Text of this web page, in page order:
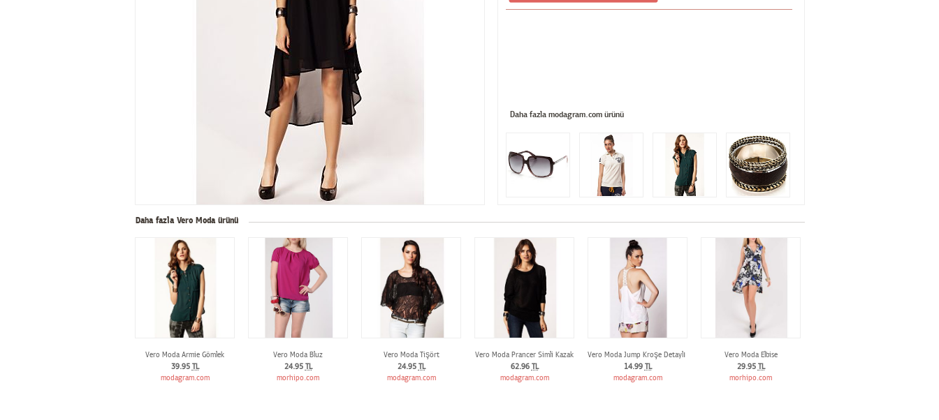
Daha fazla modagram.com ürünü
Daha fazla Vero Moda ürünü
Vero Moda Armie Gömlek
39.95 TL
modagram.com
Vero Moda Bluz
24.95 TL
morhipo.com
Vero Moda Tişört
24.95 TL
modagram.com
Vero Moda Prancer Simli Kazak
62.96 TL
modagram.com
Vero Moda Jump Kroşe Detaylı Atlet
14.99 TL
modagram.com
Vero Moda Elbise
29.95 TL
morhipo.com